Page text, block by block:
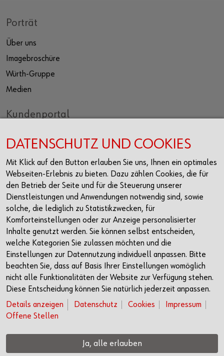
Porträt
Über uns
Imagebroschüre
Würth-Gruppe
Medien
Kundenportal
Registrierung
Folgen
LinkedIn
Instagram
Facebook
Kontakt
Headquarter Rorschach
Churerstrasse 10
9400 Rorschach
+41 71 421 74 00
DATENSCHUTZ UND COOKIES
Mit Klick auf den Button erlauben Sie uns, Ihnen ein optimales
Webseiten-Erlebnis zu bieten. Dazu zählen Cookies, die für
den Betrieb der Seite und für die Steuerung unserer
Dienstleistungen und Anwendungen notwendig sind, sowie
solche, die lediglich zu Statistikzwecken, für
Komforteinstellungen oder zur Anzeige personalisierter
Inhalte genutzt werden. Sie können selbst entscheiden,
welche Kategorien Sie zulassen möchten und die
Einstellungen zur Datennutzung individuell anpassen. Bitte
beachten Sie, dass auf Basis Ihrer Einstellungen womöglich
nicht alle Funktionalitäten der Website zur Verfügung stehen.
Diese Entscheidung können Sie natürlich jederzeit anpassen.
Details anzeigen
Datenschutz Cookies
Impressum
Offene Stellen
Ja, alle erlauben